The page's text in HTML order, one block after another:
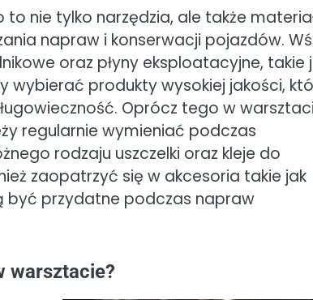
nie tylko narzędzia, ale także
napraw i konserwacji pojazdów.
oraz płyny eksploatacyjne, takie
wybierać produkty wysokiej jakości,
Oprócz tego w
regularnie wymieniać podczas
rodzaju uszczelki oraz kleje do
zaopatrzyć się w akcesoria takie jak
być przydatne podczas napraw
warsztacie?